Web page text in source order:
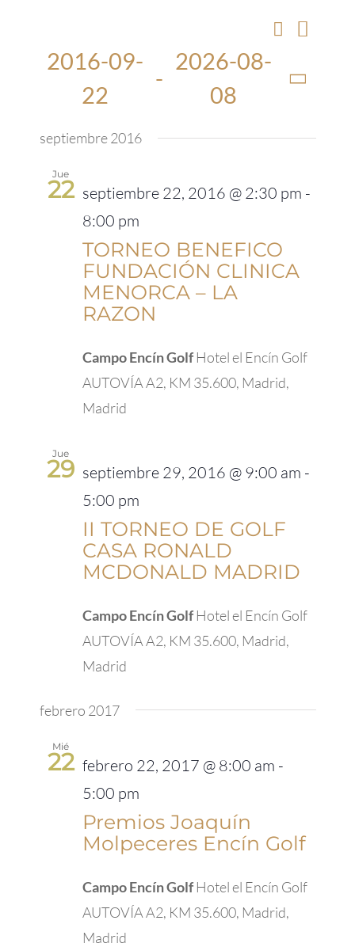
Navegación
búsqueda
Buscar
Lista
2016-09-
22
-
2026-08-
08
fecha.
septiembre 2016
Jue
22 septiembre 22, 2016 @ 2:30 pm -
8:00 pm
TORNEO BENEFICO
FUNDACIÓN CLINICA
MENORCA – LA
RAZON
Campo Encín GolfHotel el Encín Golf
AUTOVÍA A2, KM 35.600, Madrid,
Madrid
Jue
29 septiembre 29, 2016 @ 9:00 am -
5:00 pm
II TORNEO DE GOLF
CASA RONALD
MCDONALD MADRID
Campo Encín GolfHotel el Encín Golf
AUTOVÍA A2, KM 35.600, Madrid,
Madrid
febrero 2017
Mié
22 febrero 22, 2017 @ 8:00 am -
5:00 pm
Premios Joaquín
Molpeceres Encín Golf
Campo Encín GolfHotel el Encín Golf
AUTOVÍA A2, KM 35.600, Madrid,
Madrid